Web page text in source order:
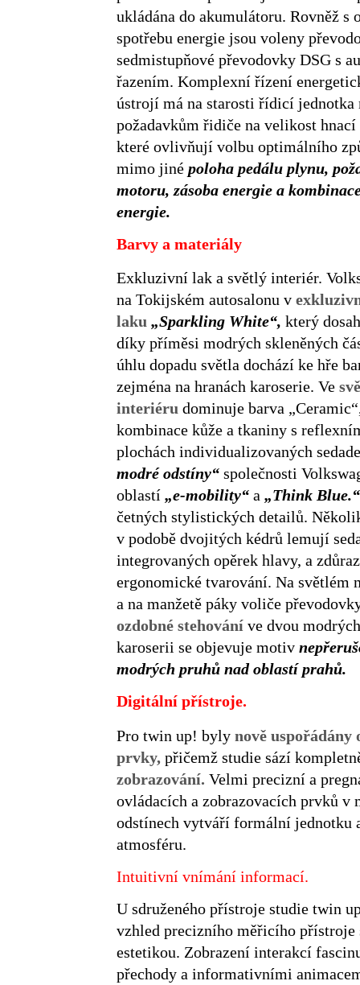
ukládána do akumulátoru. Rovněž s
spotřebu energie jsou voleny
sedmistupňové převodovky DSG s
řazením. Komplexní řízení
ústrojí má na starosti řídicí
požadavkům řidiče na velikost
které ovlivňují volbu optimálního
mimo jiné poloha pedálu plynu,
motoru, zásoba energie a
energie.
Barvy a materiály
Exkluzivní lak a světlý interiér.
na Tokijském autosalonu v
laku „Sparkling White“, který
díky příměsi modrých skleněných
úhlu dopadu světla dochází ke hře
zejména na hranách karoserie. Ve
interiéru dominuje barva
kombinace kůže a tkaniny s
plochách individualizovaných
modré odstíny“ společnosti
oblastí „e-mobility“ a „Think Blue.“
četných stylistických detailů.
v podobě dvojitých kédrů lemují
integrovaných opěrek hlavy, a
ergonomické tvarování. Na
a na manžetě páky voliče
ozdobné stehování ve dvou
karoserii se objevuje motiv
modrých pruhů nad oblastí prahů.
Digitální přístroje.
Pro twin up! byly nově uspořádány
prvky, přičemž studie sází
zobrazování. Velmi precizní a
ovládacích a zobrazovacích prvků v
odstínech vytváří formální jednotku
atmosféru.
Intuitivní vnímání informací.
U sdruženého přístroje studie twin
vzhled precizního měřicího
estetikou. Zobrazení interakcí
přechody a informativními